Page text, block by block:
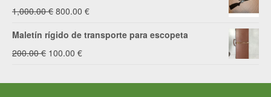
1,670.00 €.1,600.00 €.
1,000.00€ El
precio
1,000.00 €.
800.00 €El
800.00 €.
Maletín rígido de transporte para escopeta
200.00€ El
100.00 €El